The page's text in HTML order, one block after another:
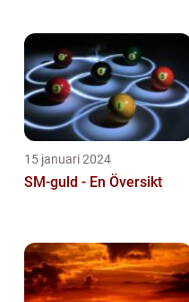
15 januari 2024
SM-guld - En Översikt